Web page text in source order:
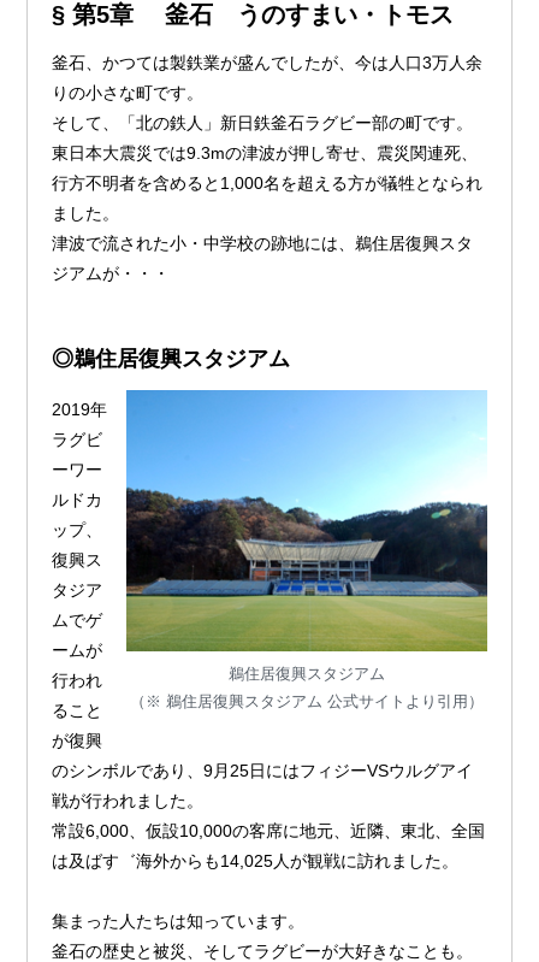
§ 第5章 釜石 うのすまい・トモス
釜石、かつては製鉄業が盛んでしたが、今は人口3万人余
りの小さな町です。
そして、「北の鉄人」新日鉄釜石ラグビー部の町です。
東日本大震災では9.3mの津波が押し寄せ、震災関連死、
行方不明者を含めると1,000名を超える方が犠牲となられ
ました。
津波で流された小・中学校の跡地には、鵜住居復興スタ
ジアムが・・・
◎鵜住居復興スタジアム
鵜住居復興スタジアム
（※ 鵜住居復興スタジアム 公式サイトより引用）
2019年
ラグビ
ーワー
ルドカ
ップ、
復興ス
タジア
ムでゲ
ームが
行われ
ること
が復興
のシンボルであり、9月25日にはフィジーVSウルグアイ
戦が行われました。
常設6,000、仮設10,000の客席に地元、近隣、東北、全国
は及ばす゛海外からも14,025人が観戦に訪れました。
集まった人たちは知っています。
釜石の歴史と被災、そしてラグビーが大好きなことも。